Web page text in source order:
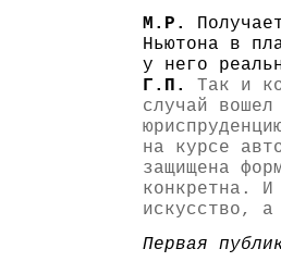
М.Р.
Ньютона в
у него
Г.П.
Так и
случай
на курсе
защищена
конкретна. И
искусство, а
Первая